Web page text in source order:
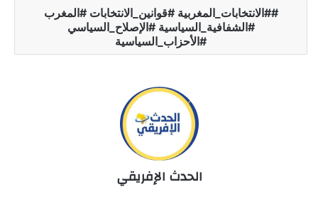
#الانتخابات_المغربية #قوانين_الانتخابات #المغرب
#الشفافية_السياسية #الإصلاح_السياسي
#الأحزاب_السياسية
الحدث الإفريقي